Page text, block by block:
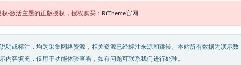
-激活主题的正版授权，授权购买： RiTheme官网
明或标注，均为采集网络资源，相关资源已经标注来源和跳转。本站所有数据为演示数
内容填充，仅用于功能体验查看，如有问题可联系我们进行处理。